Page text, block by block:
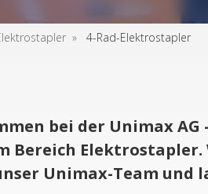
4-Rad-Elek­tro­stap­ler
bei der Uni­max
Be­reich
Uni­max-Team und